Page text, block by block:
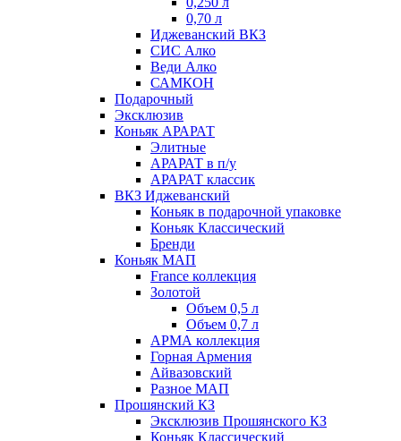
0,70 л
Иджеванский ВКЗ
СИС Алко
Веди Алко
САМКОН
Подарочный
Эксклюзив
Коньяк АРАРАТ
Элитные
АРАРАТ в п/у
АРАРАТ классик
ВКЗ Иджеванский
Коньяк в подарочной упаковке
Коньяк Классический
Бренди
Коньяк МАП
France коллекция
Золотой
Объем 0,5 л
Объем 0,7 л
АРМА коллекция
Горная Армения
Айвазовский
Разное МАП
Прошянский КЗ
Эксклюзив Прошянского КЗ
Коньяк Классический